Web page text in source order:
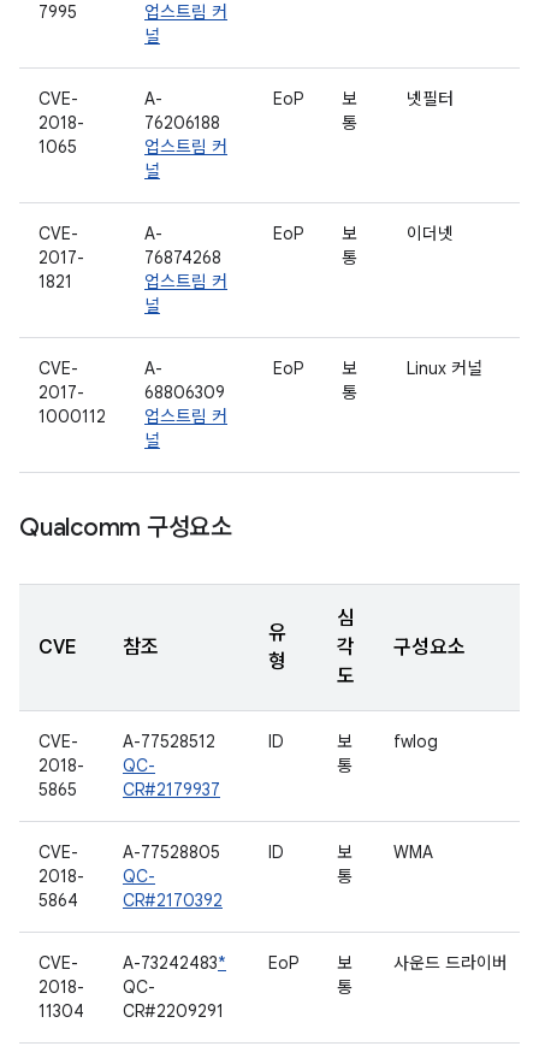
7995
업스트림 커
널
CVE-
2018-
1065
A-
76206188
업스트림 커
널
EoP
보
통
넷필터
CVE-
2017-
1821
A-
76874268
업스트림 커
널
EoP
보
통
이더넷
CVE-
2017-
1000112
A-
68806309
업스트림 커
널
EoP
보
통
Linux 커널
Qualcomm 구성요소
CVE 참조
유
형
심
각
도
구성요소
CVE-
2018-
5865
A-77528512
QC-
CR#2179937
ID
보
통
fwlog
CVE-
2018-
5864
A-77528805
QC-
CR#2170392
ID
보
통
WMA
CVE-
2018-
11304
A-73242483*
QC-
CR#2209291
EoP
보
통
사운드 드라이버